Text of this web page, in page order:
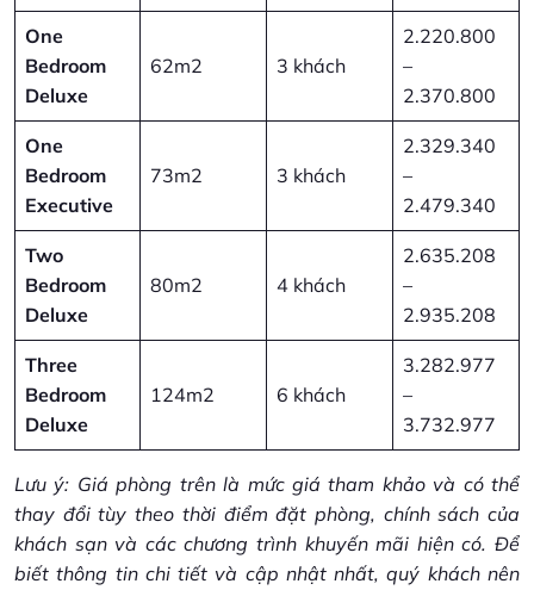
One
Bedroom
Deluxe
62m2 3 khách
2.220.800
–
2.370.800
One
Bedroom
Executive
73m2 3 khách
2.329.340
–
2.479.340
Two
Bedroom
Deluxe
80m2 4 khách
2.635.208
–
2.935.208
Three
Bedroom
Deluxe
124m2 6 khách
3.282.977
–
3.732.977
Lưu ý: Giá phòng trên là mức giá tham khảo và có thể
thay đổi tùy theo thời điểm đặt phòng, chính sách của
khách sạn và các chương trình khuyến mãi hiện có. Để
biết thông tin chi tiết và cập nhật nhất, quý khách nên